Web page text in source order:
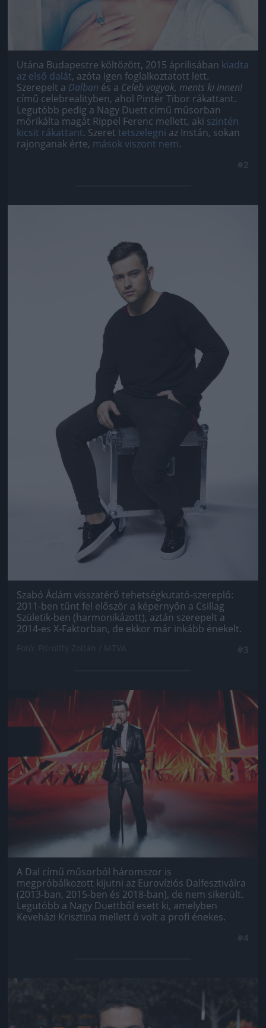
Utána Budapestre költözött, 2015 áprilisában kiadta
az első dalát, azóta igen foglalkoztatott lett.
Szerepelt a Dalban és a Celeb vagyok, ments ki innen!
című celebrealityben, ahol Pintér Tibor rákattant.
Legutóbb pedig a Nagy Duett című műsorban
mórikálta magát Rippel Ferenc mellett, aki szintén
kicsit rákattant. Szeret tetszelegni az Instán, sokan
rajonganak érte, mások viszont nem.
Szabó Ádám visszatérő tehetségkutató-szereplő:
2011-ben tűnt fel először a képernyőn a Csillag
Születik-ben (harmonikázott), aztán szerepelt a
2014-es X-Faktorban, de ekkor már inkább énekelt.
Jön még kép!
A Dal című műsorból háromszor is
megpróbálkozott kijutni az Eurovíziós Dalfesztiválra
(2013-ban, 2015-ben és 2018-ban), de nem sikerült.
Legutóbb a Nagy Duettből esett ki, amelyben
Keveházi Krisztina mellett ő volt a profi énekes.